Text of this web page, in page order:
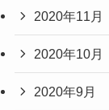
2020年11月
2020年10月
2020年9月